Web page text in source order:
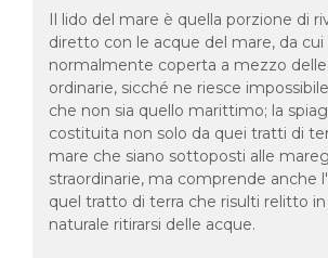
Il lido del mare è quella porzione di
diretto con le acque del mare, da cui
normalmente coperta a mezzo
ordinarie, sicché ne riesce
che non sia quello marittimo; la
costituita non solo da quei tratti di
mare che siano sottoposti alle
straordinarie, ma comprende anche
quel tratto di terra che risulti relitto
naturale ritirarsi delle acque.